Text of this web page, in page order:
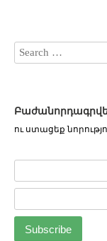
ու ստացեք